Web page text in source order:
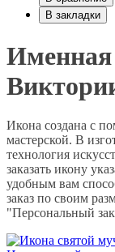
В закладки
Именная
Икона создана с
мастерской. В
технология
заказать икону
удобным вам
заказ по своим
"Персональный